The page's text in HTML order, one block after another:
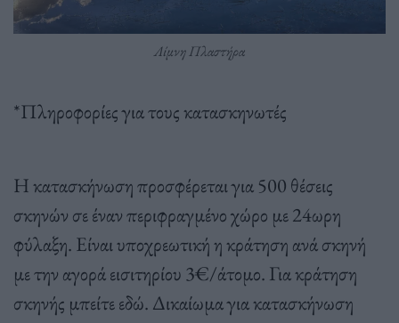
Λίμνη Πλαστήρα
*Πληροφορίες για τους κατασκηνωτές
Η κατασκήνωση προσφέρεται για 500 θέσεις
σκηνών σε έναν περιφραγμένο χώρο με 24ωρη
φύλαξη. Είναι υποχρεωτική η κράτηση ανά σκηνή
με την αγορά εισιτηρίου 3€/άτομο. Για κράτηση
σκηνής μπείτε εδώ. Δικαίωμα για κατασκήνωση